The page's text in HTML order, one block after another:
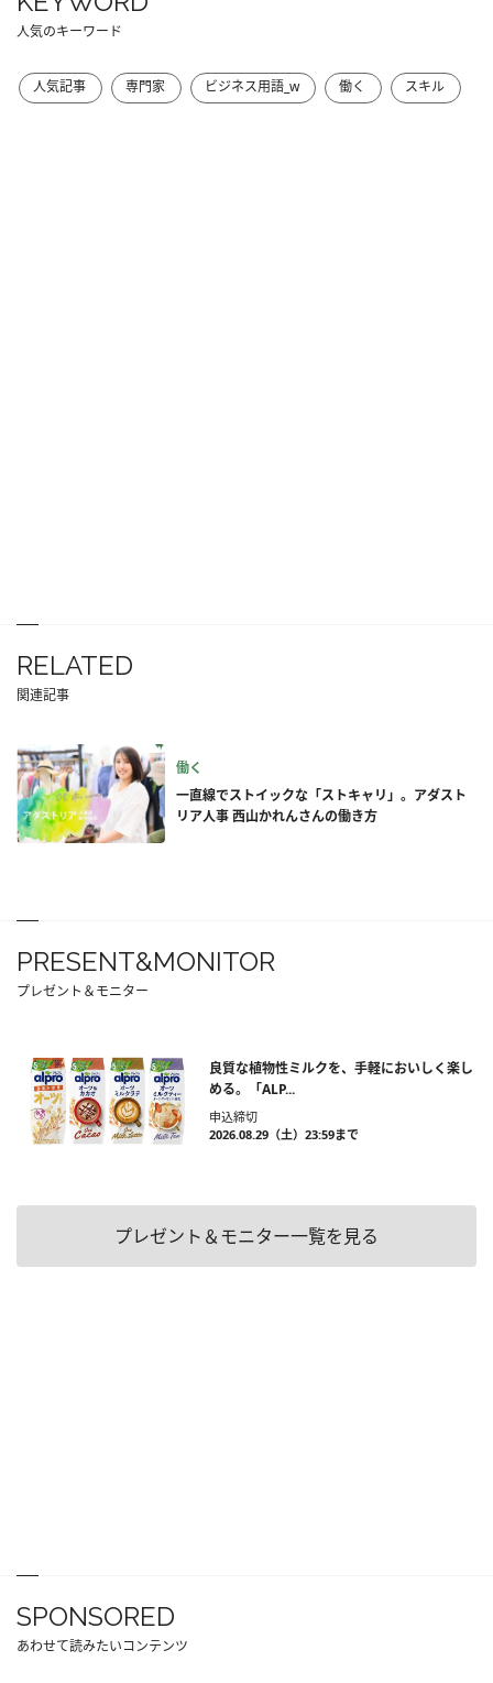
人気のキーワード
人気記事 専門家 ビジネス用語_w 働く スキル
RELATED
関連記事
働く
一直線でストイックな「ストキャリ」。アダスト
リア人事 西山かれんさんの働き方
PRESENT&MONITOR
プレゼント＆モニター
良質な植物性ミルクを、手軽においしく楽し
める。「ALP...
申込締切
2026.08.29（土）23:59まで
プレゼント＆モニター一覧を見る
SPONSORED
あわせて読みたいコンテンツ